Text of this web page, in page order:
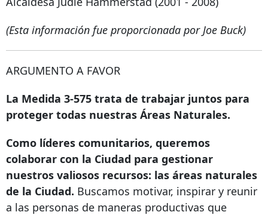
(Esta información fue proporcionada por Joe Buck)
ARGUMENTO A FAVOR
La Medida 3-575 trata de trabajar juntos para
proteger todas nuestras Áreas Naturales.
Como líderes comunitarios, queremos
colaborar con la Ciudad para gestionar
nuestros valiosos recursos: las áreas naturales
de la Ciudad. Buscamos motivar, inspirar y reunir
a las personas de maneras productivas que